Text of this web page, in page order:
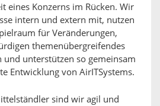
eines Konzerns im Rücken. Wir
intern und extern mit, nutzen
für Veränderungen,
themenübergreifendes
und unterstützen so gemeinsam
Entwicklung von AirITSystems.
sind wir agil und